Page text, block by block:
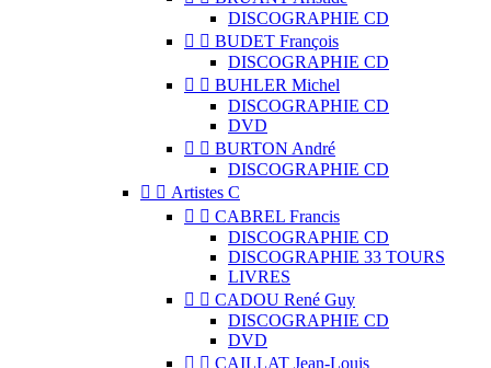
DISCOGRAPHIE CD
  BUDET François
DISCOGRAPHIE CD
  BUHLER Michel
DISCOGRAPHIE CD
DVD
  BURTON André
DISCOGRAPHIE CD
  Artistes C
  CABREL Francis
DISCOGRAPHIE CD
DISCOGRAPHIE 33 TOURS
LIVRES
  CADOU René Guy
DISCOGRAPHIE CD
DVD
  CAILLAT Jean-Louis